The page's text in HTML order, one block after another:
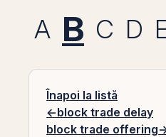
A B C D
Înapoi la listă
←block trade delay
block trade offering